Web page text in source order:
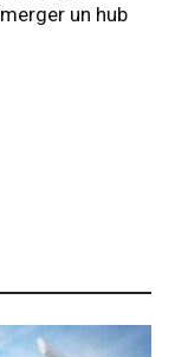
un hub